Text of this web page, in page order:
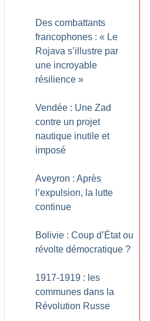
Des combattants
francophones : « Le
Rojava s’illustre par
une incroyable
résilience »
Vendée : Une Zad
contre un projet
nautique inutile et
imposé
Aveyron : Après
l’expulsion, la lutte
continue
Bolivie : Coup d’État ou
révolte démocratique ?
1917-1919 : les
communes dans la
Révolution Russe